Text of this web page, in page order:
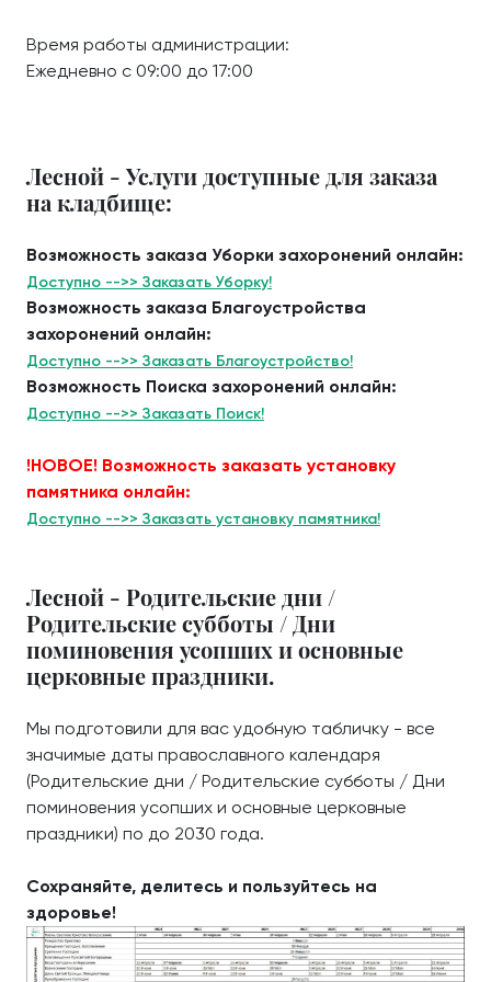
Время работы администрации:
Ежедневно с 09:00 до 17:00
Лесной - Услуги доступные для заказа
на кладбище:
Возможность заказа Уборки захоронений онлайн:
Доступно -->> Заказать Уборку!
Возможность заказа Благоустройства
захоронений онлайн:
Доступно -->> Заказать Благоустройство!
Возможность Поиска захоронений онлайн:
Доступно -->> Заказать Поиск!
!НОВОЕ! Возможность заказать установку
памятника онлайн:
Доступно -->> Заказать установку памятника!
Лесной - Родительские дни /
Родительские субботы / Дни
поминовения усопших и основные
церковные праздники.
Мы подготовили для вас удобную табличку - все
значимые даты православного календаря
(Родительские дни / Родительские субботы / Дни
поминовения усопших и основные церковные
праздники) по до 2030 года.
Сохраняйте, делитесь и пользуйтесь на
здоровье!